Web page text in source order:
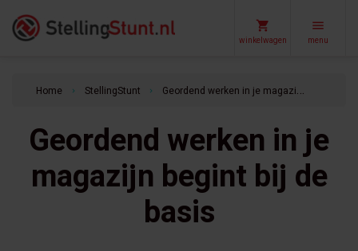
winkelwagen menu
Home keyboard_arrow_right StellingStunt keyboard_arrow_right Geordend werken in je magazijn begint bij de basis
Geordend werken in je
magazijn begint bij de
basis